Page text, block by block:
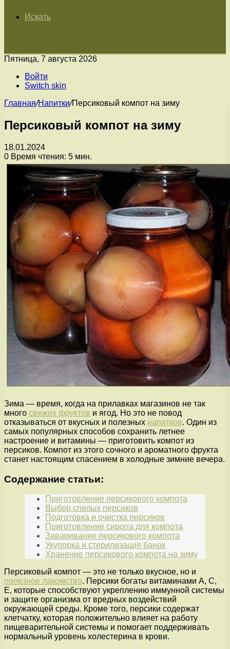
Искать
Пятница, 7 августа 2026
Войти
Switch skin
Главная/Напитки/Персиковый компот на зиму
Персиковый компот на зиму
18.01.2024
0 Время чтения: 5 мин.
Зима — время, когда на прилавках магазинов не так
много свежих фруктов и ягод. Но это не повод
отказываться от вкусных и полезных напитков. Один из
самых популярных способов сохранить летнее
настроение и витамины — приготовить компот из
персиков. Компот из этого сочного и ароматного фрукта
станет настоящим спасением в холодные зимние вечера.
Содержание статьи:
Приготовление персикового компота
Выбор спелых персиков
Подготовка и очистка персиков
Приготовление сиропа для компота
Заваривание персикового компота
Укупорка и стерилизация банок
Хранение персикового компота на зиму
Персиковый компот — это не только вкусное, но и
полезное лакомство. Персики богаты витаминами А, С,
Е, которые способствуют укреплению иммунной системы
и защите организма от вредных воздействий
окружающей среды. Кроме того, персики содержат
клетчатку, которая положительно влияет на работу
пищеварительной системы и помогает поддерживать
нормальный уровень холестерина в крови.